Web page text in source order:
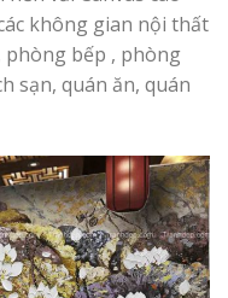
không gian nội thất
phòng bếp , phòng
sạn, quán ăn, quán